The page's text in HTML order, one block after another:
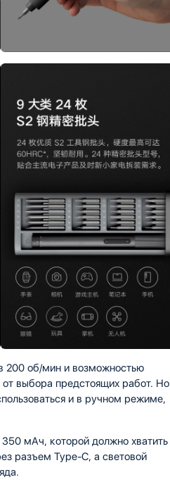
200 об/мин и возможностью
выбора предстоящих работ. Но
и в ручном режиме,
350 мАч, которой должно хватить
разъем Type-C, а световой